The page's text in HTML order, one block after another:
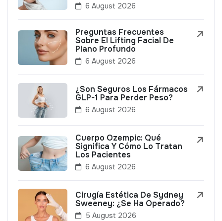
6 August 2026
Preguntas Frecuentes
Sobre El Lifting Facial De
Plano Profundo
6 August 2026
¿Son Seguros Los Fármacos
GLP-1 Para Perder Peso?
6 August 2026
Cuerpo Ozempic: Qué
Significa Y Cómo Lo Tratan
Los Pacientes
6 August 2026
Cirugía Estética De Sydney
Sweeney: ¿Se Ha Operado?
5 August 2026